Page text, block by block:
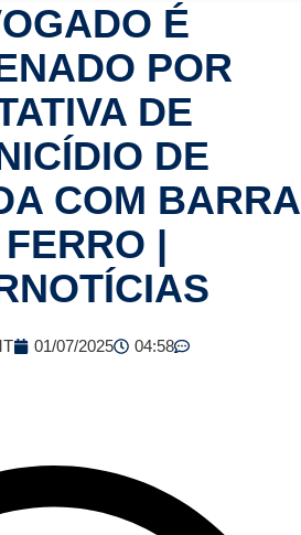
É
POR
DE
DE
COM BARRA
|
01/07/2025 04:58